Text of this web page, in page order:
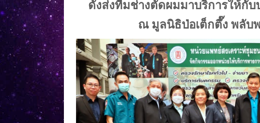
ดังส่งทีมช่างตัดผมมาบริการให้กั
ณ มูลนิธิป่อเต็กตึ๊ง พลับ